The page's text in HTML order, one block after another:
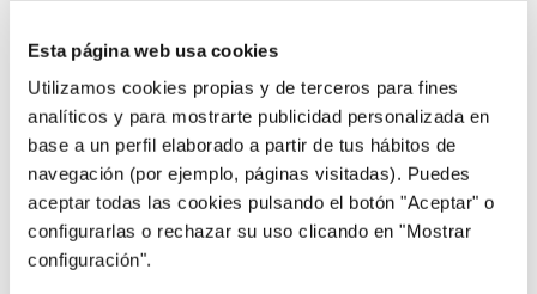
Esta página web usa cookies
Utilizamos cookies propias y de terceros para fines
analíticos y para mostrarte publicidad personalizada en
base a un perfil elaborado a partir de tus hábitos de
navegación (por ejemplo, páginas visitadas). Puedes
aceptar todas las cookies pulsando el botón "Aceptar" o
configurarlas o rechazar su uso clicando en "Mostrar
configuración".
Zoraida Rodríguez Vílchez
Contenido supervisado por Zoraida Rodríguez,
directora de Zoraida Rodríguez Centro de
Psicología.
Zoraida es una psicóloga sanitaria especializada en
adultos desde 2005, con experiencia en temas como
dependencia emocional, pareja, autoestima, depresión,
trastornos de ansiedad y TOC, apoyo a la infertilidad y